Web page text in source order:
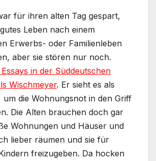
für ihren alten Tag gespart,
Leben nach einem
Erwerbs- oder Familienleben
aber sie stören nur noch.
Essays in der Süddeutschen
Wischmeyer. Er sieht es als
um die Wohnungsnot in den Griff
Die Alten brauchen doch gar
Wohnungen und Häuser und
lieber räumen und sie für
freizugeben. Da hocken